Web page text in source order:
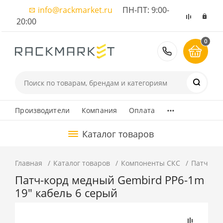
info@rackmarket.ru ПН-ПТ: 9:00-
20:00
8 (495)
0
Производители Компания Оплата ...
Каталог товаров
Главная Каталог товаров Компоненты СКС Патч-
Патч-корд медный Gembird PP6-1m
19" кабель 6 серый